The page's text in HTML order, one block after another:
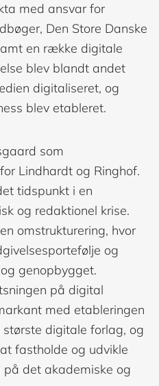
med ansvar for
Den Store Danske
en række digitale
blev blandt andet
digitaliseret, og
blev etableret.
som
Lindhardt og Ringhof.
tidspunkt i en
og redaktionel krise.
omstrukturering, hvor
og
genopbygget.
på digital
med etableringen
digitale forlag, og
fastholde og udvikle
det akademiske og